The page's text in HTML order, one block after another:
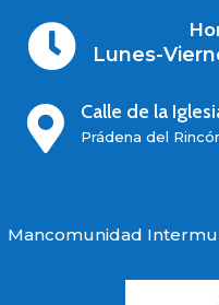

Lunes-
 Calle de la
Prádena del
Mancomunidad